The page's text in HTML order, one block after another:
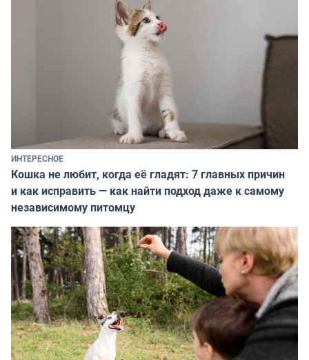
ИНТЕРЕСНОЕ
Кошка не любит, когда её гладят: 7 главных причин
и как исправить — как найти подход даже к самому
независимому питомцу